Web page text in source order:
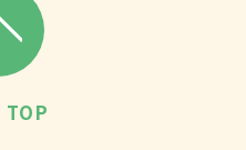
TOP